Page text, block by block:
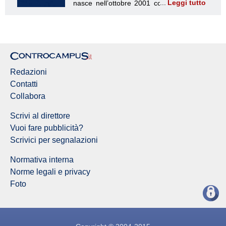
Leggi tutto
Redazioni
Contatti
Collabora
Scrivi al direttore
Vuoi fare pubblicità?
Scrivici per segnalazioni
Normativa interna
Norme legali e privacy
Foto